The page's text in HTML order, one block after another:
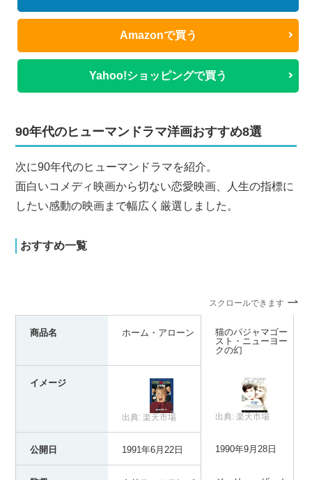
Amazonで買う
Yahoo!ショッピングで買う
90年代のヒューマンドラマ洋画おすすめ8選
次に90年代のヒューマンドラマを紹介。
面白いコメディ映画から切ない恋愛映画、人生の指標に
したい感動の映画まで幅広く厳選しました。
おすすめ一覧
スクロールできます
商品名 ホーム・アローン
猫のパジャマゴー
スト・ニューヨー
クの幻
イメージ
出典:楽天市場 出典:楽天市場
公開日 1991年6月22日 1990年9月28日